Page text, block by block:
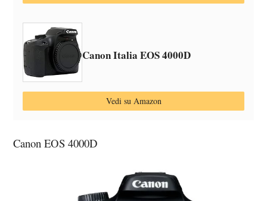
Canon Italia EOS 4000D
Vedi su Amazon
Canon EOS 4000D